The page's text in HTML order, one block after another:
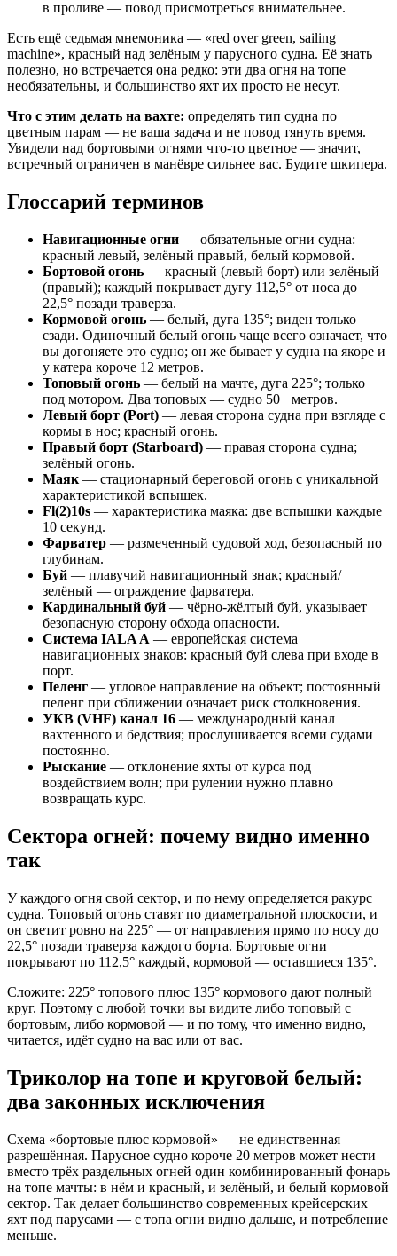
в проливе — повод присмотреться внимательнее.
Есть ещё седьмая мнемоника — «red over green, sailing
machine», красный над зелёным у парусного судна. Её знать
полезно, но встречается она редко: эти два огня на топе
необязательны, и большинство яхт их просто не несут.
Что с этим делать на вахте: определять тип судна по
цветным парам — не ваша задача и не повод тянуть время.
Увидели над бортовыми огнями что-то цветное — значит,
встречный ограничен в манёвре сильнее вас. Будите шкипера.
Глоссарий терминов
Навигационные огни — обязательные огни судна:
красный левый, зелёный правый, белый кормовой.
Бортовой огонь — красный (левый борт) или зелёный
(правый); каждый покрывает дугу 112,5° от носа до
22,5° позади траверза.
Кормовой огонь — белый, дуга 135°; виден только
сзади. Одиночный белый огонь чаще всего означает, что
вы догоняете это судно; он же бывает у судна на якоре и
у катера короче 12 метров.
Топовый огонь — белый на мачте, дуга 225°; только
под мотором. Два топовых — судно 50+ метров.
Левый борт (Port) — левая сторона судна при взгляде с
кормы в нос; красный огонь.
Правый борт (Starboard) — правая сторона судна;
зелёный огонь.
Маяк — стационарный береговой огонь с уникальной
характеристикой вспышек.
Fl(2)10s — характеристика маяка: две вспышки каждые
10 секунд.
Фарватер — размеченный судовой ход, безопасный по
глубинам.
Буй — плавучий навигационный знак; красный/
зелёный — ограждение фарватера.
Кардинальный буй — чёрно-жёлтый буй, указывает
безопасную сторону обхода опасности.
Система IALA A — европейская система
навигационных знаков: красный буй слева при входе в
порт.
Пеленг — угловое направление на объект; постоянный
пеленг при сближении означает риск столкновения.
УКВ (VHF) канал 16 — международный канал
вахтенного и бедствия; прослушивается всеми судами
постоянно.
Рыскание — отклонение яхты от курса под
воздействием волн; при рулении нужно плавно
возвращать курс.
Сектора огней: почему видно именно
так
У каждого огня свой сектор, и по нему определяется ракурс
судна. Топовый огонь ставят по диаметральной плоскости, и
он светит ровно на 225° — от направления прямо по носу до
22,5° позади траверза каждого борта. Бортовые огни
покрывают по 112,5° каждый, кормовой — оставшиеся 135°.
Сложите: 225° топового плюс 135° кормового дают полный
круг. Поэтому с любой точки вы видите либо топовый с
бортовым, либо кормовой — и по тому, что именно видно,
читается, идёт судно на вас или от вас.
Триколор на топе и круговой белый:
два законных исключения
Схема «бортовые плюс кормовой» — не единственная
разрешённая. Парусное судно короче 20 метров может нести
вместо трёх раздельных огней один комбинированный фонарь
на топе мачты: в нём и красный, и зелёный, и белый кормовой
сектор. Так делает большинство современных крейсерских
яхт под парусами — с топа огни видно дальше, и потребление
меньше.